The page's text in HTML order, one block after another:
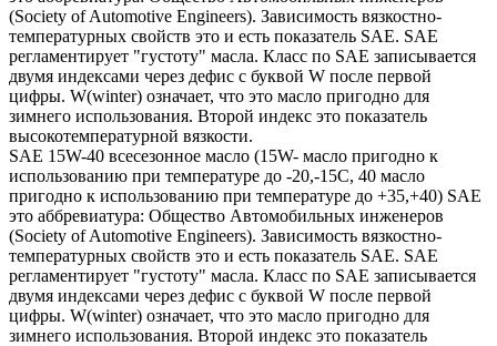
(Society of Automotive Engineers). Зависимость вязкостно-
температурных свойств это и есть показатель SAE. SAE
регламентирует "густоту" масла. Класс по SAE записывается
двумя индексами через дефис с буквой W после первой
цифры. W(winter) означает, что это масло пригодно для
зимнего использования. Второй индекс это показатель
высокотемпературной вязкости.
SAE 15W-40 всесезонное масло (15W- масло пригодно к
использованию при температуре до -20,-15С, 40 масло
пригодно к использованию при температуре до +35,+40) SAE
это аббревиатура: Общество Автомобильных инженеров
(Society of Automotive Engineers). Зависимость вязкостно-
температурных свойств это и есть показатель SAE. SAE
регламентирует "густоту" масла. Класс по SAE записывается
двумя индексами через дефис с буквой W после первой
цифры. W(winter) означает, что это масло пригодно для
зимнего использования. Второй индекс это показатель